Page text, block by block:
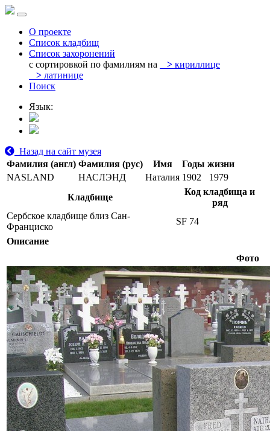
О проекте
Список кладбищ
Список захоронений
с сортировкой по фамилиям на
> кириллице
> латинице
Поиск
Язык:
Назад на сайт музея
Фамилия (англ) Фамилия (рус) Имя
Годы жизни
NASLAND
НАСЛЭНД Наталия 1902
1979
Кладбище
Код кладбища и
ряд
Сербское кладбище близ Сан-
Франциско
SF 74
Описание
Фото